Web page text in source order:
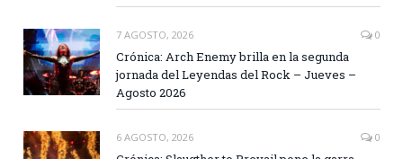
7 AGOSTO, 2026 0
Crónica: Arch Enemy brilla en la segunda
jornada del Leyendas del Rock – Jueves –
Agosto 2026
6 AGOSTO, 2026 0